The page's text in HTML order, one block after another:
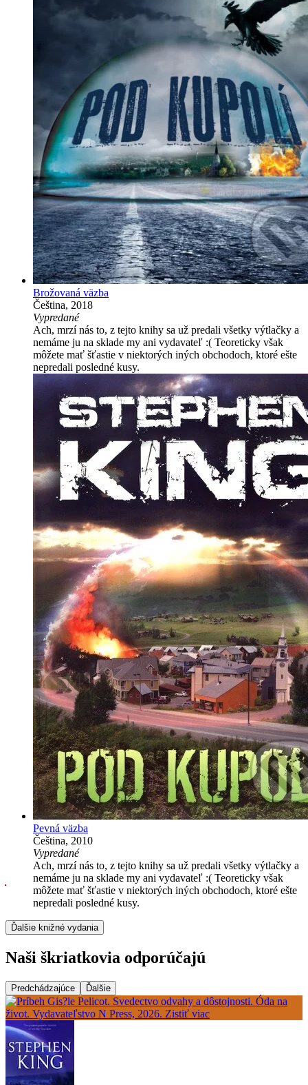
Brožovaná väzba
Čeština, 2018
Vypredané
Ach, mrzí nás to, z tejto knihy sa už predali všetky výtlačky a
nemáme ju na sklade my ani vydavateľ :( Teoreticky však
môžete mať šťastie v niektorých iných obchodoch, ktoré ešte
nepredali posledné kusy.
Pevná väzba
Čeština, 2010
Vypredané
Ach, mrzí nás to, z tejto knihy sa už predali všetky výtlačky a
nemáme ju na sklade my ani vydavateľ :( Teoreticky však
môžete mať šťastie v niektorých iných obchodoch, ktoré ešte
nepredali posledné kusy.
Ďalšie knižné vydania
Naši škriatkovia odporúčajú
Predchádzajúce Ďalšie